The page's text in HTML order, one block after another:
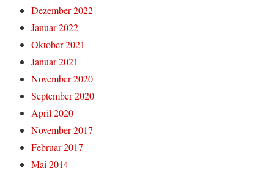
Dezember 2022
Januar 2022
Oktober 2021
Januar 2021
November 2020
September 2020
April 2020
November 2017
Februar 2017
Mai 2014